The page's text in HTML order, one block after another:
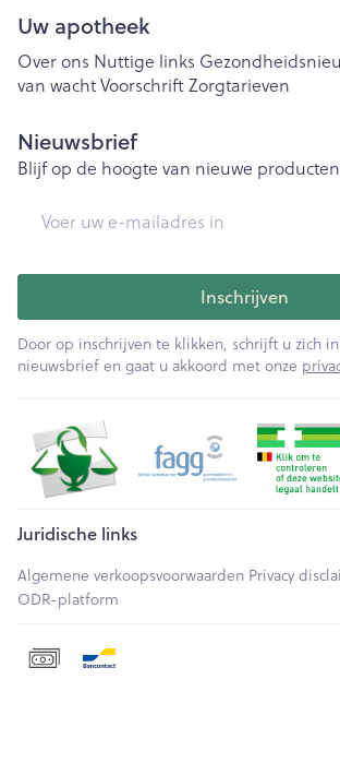
Uw apotheek
Over ons Nuttige links
van wachtVoorschriftZorgtarieven
Nieuwsbrief
Blijf op de hoogte van nieuwe
Inschrijven
Door op inschrijven te klikken, schrijft u zich
nieuwsbrief en gaat u akkoord met onze
Juridische links
Algemene verkoopsvoorwaarden Privacy
ODR-platform